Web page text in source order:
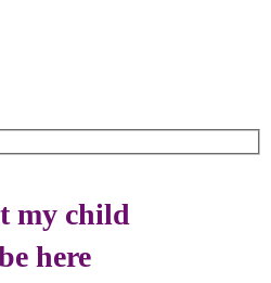
my child
here